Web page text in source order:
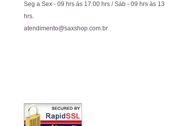
Seg a Sex - 09 hrs às 17:00 hrs / Sáb - 09 hrs às 13
hrs.
atendimento@saxshop.com.br